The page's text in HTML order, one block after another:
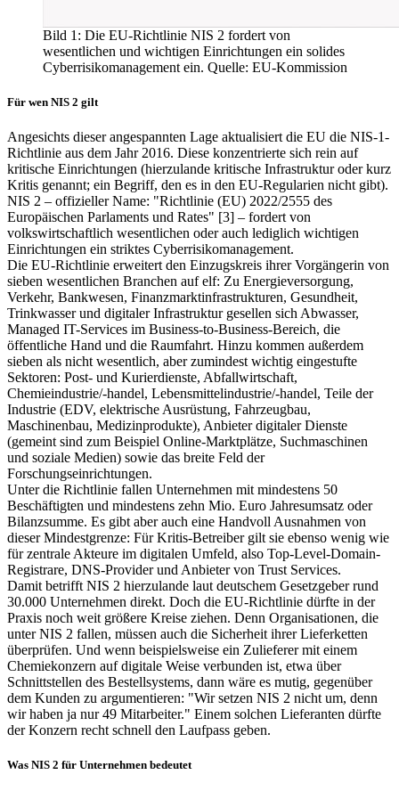
Bild 1: Die EU-Richtlinie NIS 2 fordert von
wesentlichen und wichtigen Einrichtungen ein solides
Cyberrisikomanagement ein. Quelle: EU-Kommission
Für wen NIS 2 gilt
Angesichts dieser angespannten Lage aktualisiert die EU die NIS-1-
Richtlinie aus dem Jahr 2016. Diese konzentrierte sich rein auf
kritische Einrichtungen (hierzulande kritische Infrastruktur oder kurz
Kritis genannt; ein Begriff, den es in den EU-Regularien nicht gibt).
NIS 2 – offizieller Name: "Richtlinie (EU) 2022/2555 des
Europäischen Parlaments und Rates" [3] – fordert von
volkswirtschaftlich wesentlichen oder auch lediglich wichtigen
Einrichtungen ein striktes Cyberrisikomanagement.
Die EU-Richtlinie erweitert den Einzugskreis ihrer Vorgängerin von
sieben wesentlichen Branchen auf elf: Zu Energieversorgung,
Verkehr, Bankwesen, Finanzmarktinfrastrukturen, Gesundheit,
Trinkwasser und digitaler Infrastruktur gesellen sich Abwasser,
Managed IT-Services im Business-to-Business-Bereich, die
öffentliche Hand und die Raumfahrt. Hinzu kommen außerdem
sieben als nicht wesentlich, aber zumindest wichtig eingestufte
Sektoren: Post- und Kurierdienste, Abfallwirtschaft,
Chemieindustrie/-handel, Lebensmittelindustrie/-handel, Teile der
Industrie (EDV, elektrische Ausrüstung, Fahrzeugbau,
Maschinenbau, Medizinprodukte), Anbieter digitaler Dienste
(gemeint sind zum Beispiel Online-Marktplätze, Suchmaschinen
und soziale Medien) sowie das breite Feld der
Forschungseinrichtungen.
Unter die Richtlinie fallen Unternehmen mit mindestens 50
Beschäftigten und mindestens zehn Mio. Euro Jahresumsatz oder
Bilanzsumme. Es gibt aber auch eine Handvoll Ausnahmen von
dieser Mindestgrenze: Für Kritis-Betreiber gilt sie ebenso wenig wie
für zentrale Akteure im digitalen Umfeld, also Top-Level-Domain-
Registrare, DNS-Provider und Anbieter von Trust Services.
Damit betrifft NIS 2 hierzulande laut deutschem Gesetzgeber rund
30.000 Unternehmen direkt. Doch die EU-Richtlinie dürfte in der
Praxis noch weit größere Kreise ziehen. Denn Organisationen, die
unter NIS 2 fallen, müssen auch die Sicherheit ihrer Lieferketten
überprüfen. Und wenn beispielsweise ein Zulieferer mit einem
Chemiekonzern auf digitale Weise verbunden ist, etwa über
Schnittstellen des Bestellsystems, dann wäre es mutig, gegenüber
dem Kunden zu argumentieren: "Wir setzen NIS 2 nicht um, denn
wir haben ja nur 49 Mitarbeiter." Einem solchen Lieferanten dürfte
der Konzern recht schnell den Laufpass geben.
Was NIS 2 für Unternehmen bedeutet